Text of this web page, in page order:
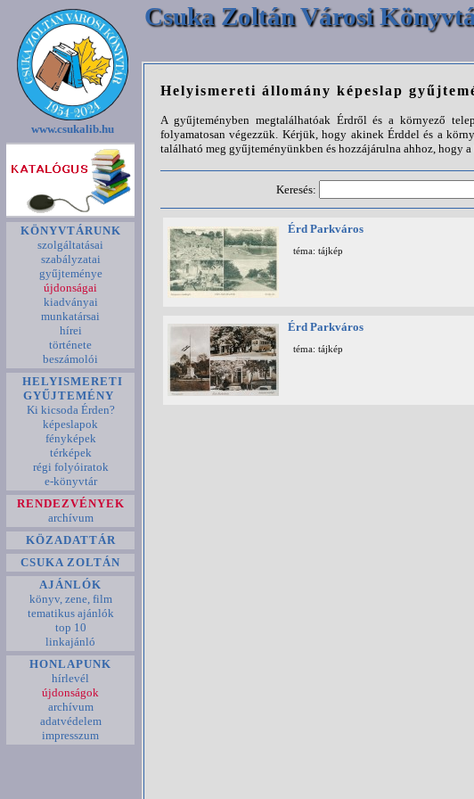
Csuka Zoltán Városi
www.csukalib.hu
KÖNYVTÁRUNK
szolgáltatásai
szabályzatai
gyűjteménye
újdonságai
kiadványai
munkatársai
hírei
története
beszámolói
HELYISMERETI
GYŰJTEMÉNY
Ki kicsoda Érden?
képeslapok
fényképek
térképek
régi folyóiratok
e-könyvtár
RENDEZVÉNYEK
archívum
KÖZADATTÁR
CSUKA ZOLTÁN
AJÁNLÓK
könyv, zene, film
tematikus ajánlók
top 10
linkajánló
HONLAPUNK
hírlevél
újdonságok
archívum
adatvédelem
impresszum
Helyismereti állomány képeslap
A gyűjteményben megtalálhatóak Érdről és a környező
folyamatosan végezzük. Kérjük, hogy akinek Érddel és a
található meg gyűjteményünkben és hozzájárulna ahhoz, hogy
Keresés:
Érd Parkváros
téma: tájkép
Érd Parkváros
téma: tájkép